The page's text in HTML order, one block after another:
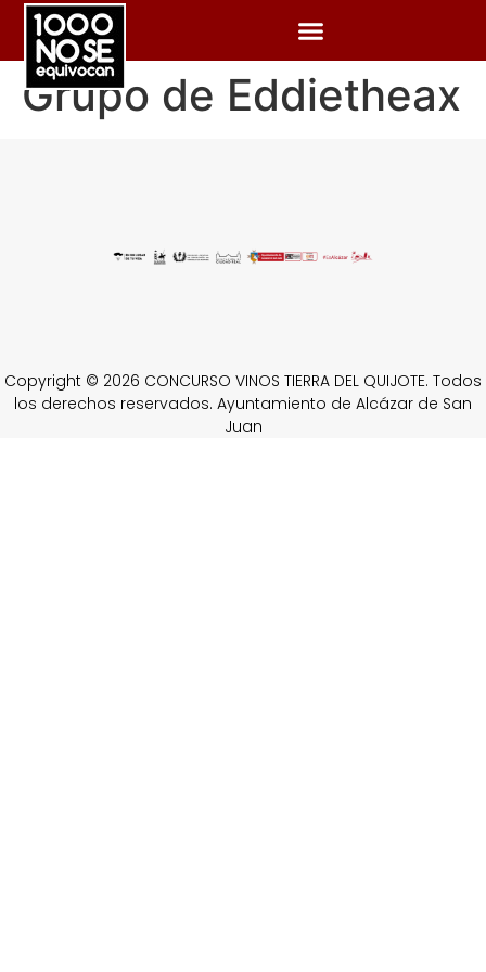
Grupo de Eddietheax
Copyright © 2026 CONCURSO VINOS TIERRA DEL QUIJOTE. Todos
los derechos reservados. Ayuntamiento de Alcázar de San
Juan